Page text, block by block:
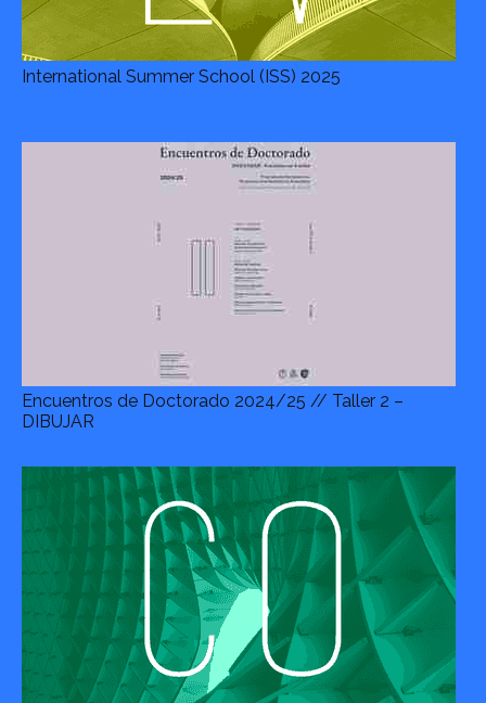
International Summer School (ISS) 2025
Encuentros de Doctorado 2024/25 // Taller 2 –
DIBUJAR